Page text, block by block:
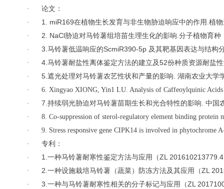
· 论文：
· 1. miR169在植物生长发育与非生物胁迫响应中的作用.植
· 2. NaCl胁迫对马铃薯组培苗生理生化的影响.分子植物育
· 3. 马铃薯低温响应的ScmiR390-5p 及其靶基因表达与结
· 4. 马铃薯耐盐性离体鉴定方法的建立及52份种质资源耐盐
· 5. 遮光处理对马铃薯农艺性状和产量的影响. 湖南农业大
·
6. Xingyao XIONG, Yin1 LU. Analysis of Caffeoylquinic
·
7. 持续弱光胁迫对马铃薯苗期生长和光合特性的影响. 中
·
8. Co-suppression of sterol-regulatory element binding
·
9. Stress responsive gene CIPK14 is involved in
·
专利：
· 1. 一种马铃薯耐寒性鉴定方法与应用（ZL
· 2. 一种设施栽培马铃薯（蔬菜）防冻方法及其应用（ZL
· 3. 一种与马铃薯耐寒性相关的分子标记与应用（ZL